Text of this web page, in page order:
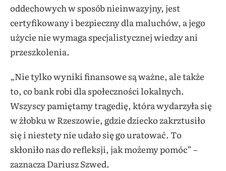
oddechowych w sposób nieinwazyjny, jest
certyfikowany i bezpieczny dla maluchów, a jego
użycie nie wymaga specjalistycznej wiedzy ani
przeszkolenia.
„Nie tylko wyniki finansowe są ważne, ale także
to, co bank robi dla społeczności lokalnych.
Wszyscy pamiętamy tragedię, która wydarzyła się
w żłobku w Rzeszowie, gdzie dziecko zakrztusiło
się i niestety nie udało się go uratować. To
skłoniło nas do refleksji, jak możemy pomóc” –
zaznacza Dariusz Szwed.